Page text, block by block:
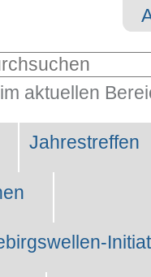
aktuellen
Jahrestreffen